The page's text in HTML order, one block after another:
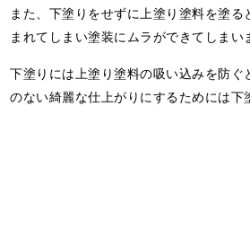
また、下塗りをせずに上塗り塗料を塗る
まれてしまい塗装にムラができてしまい
下塗りには上塗り塗料の吸い込みを防ぐ
のない綺麗な仕上がりにするためには下